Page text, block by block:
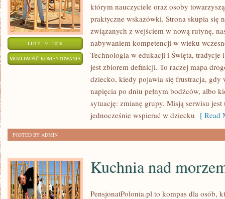
LUTY - 9 - 2026
MOŻLIWOŚĆ KOMENTOWANIA MUZYKA
RUCH
którym nauczyciele oraz osoby
praktyczne wskazówki. Strona skupia się
związanych z wejściem w nową rutynę,
nabywaniem kompetencji w wieku
Technologia w edukacji i Święta, tradycje
jest zbiorem definicji. To raczej mapa
dziecko, kiedy pojawia się frustracja, gdy
napięcia po dniu pełnym bodźców, albo
sytuację: zmianę grupy. Misją serwisu
jednocześnie wspierać w dziecku [ Read
POSTED BY ADMIN
Kuchnia nad
PensjonatPolonia.pl to kompas dla osób,